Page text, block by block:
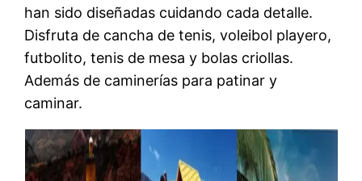
han sido diseñadas cuidando cada detalle.
Disfruta de cancha de tenis, voleibol playero,
futbolito, tenis de mesa y bolas criollas.
Además de caminerías para patinar y
caminar.